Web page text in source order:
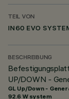
TEIL VON
IN60 EVO
BESCHREIBUNG
UP/DOWN -
GL Up/Down -
92.6 W system